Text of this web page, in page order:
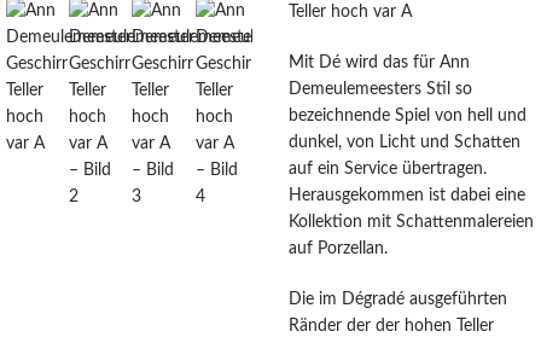
Teller hoch var A
Mit Dé wird das für Ann
Demeulemeesters Stil so
bezeichnende Spiel von hell und
dunkel, von Licht und Schatten
auf ein Service übertragen.
Herausgekommen ist dabei eine
Kollektion mit Schattenmalereien
auf Porzellan.
Die im Dégradé ausgeführten
Ränder der der hohen Teller